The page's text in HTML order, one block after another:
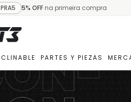
5% OFF na primeira compra
PARTES Y PIEZAS